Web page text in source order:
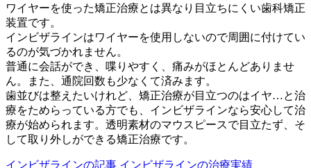
ワイヤーを使った矯正治療とは異なり目立ちにくい歯科矯正
装置です。
インビザラインはワイヤーを使用しないので周囲に付けてい
るのが気づかれません。
普通に会話ができ、喋りやすく、痛みがほとんどありませ
ん。また、通院回数も少なくて済みます。
歯並びは整えたいけれど、矯正治療が目立つのはイヤ…と治
療をためらっている方でも、インビザラインなら安心して治
療が始められます。透明素材のマウスピースで目立たず、そ
して取り外しができる矯正治療です。
インビザラインの記事 インビザラインの治療実績